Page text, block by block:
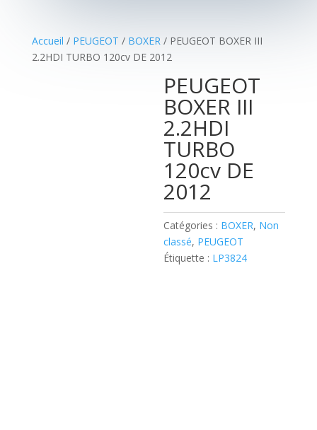
Accueil / PEUGEOT / BOXER / PEUGEOT BOXER III
2.2HDI TURBO 120cv DE 2012
PEUGEOT
BOXER III
2.2HDI
TURBO
120cv DE
2012
Catégories : BOXER, Non
classé, PEUGEOT
Étiquette : LP3824